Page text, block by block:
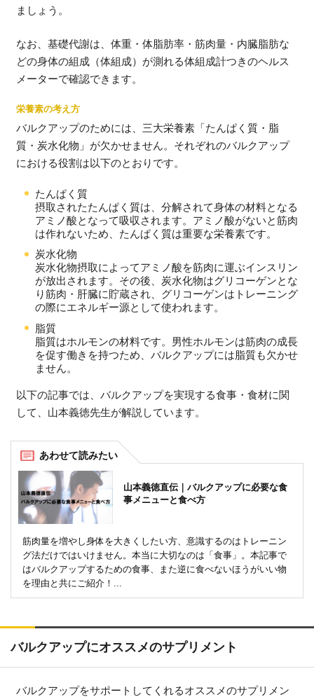
ましょう。
なお、基礎代謝は、体重・体脂肪率・筋肉量・内臓脂肪な
どの身体の組成（体組成）が測れる体組成計つきのヘルス
メーターで確認できます。
栄養素の考え方
バルクアップのためには、三大栄養素「たんぱく質・脂
質・炭水化物」が欠かせません。それぞれのバルクアップ
における役割は以下のとおりです。
たんぱく質
摂取されたたんぱく質は、分解されて身体の材料となる
アミノ酸となって吸収されます。アミノ酸がないと筋肉
は作れないため、たんぱく質は重要な栄養素です。
炭水化物
炭水化物摂取によってアミノ酸を筋肉に運ぶインスリン
が放出されます。その後、炭水化物はグリコーゲンとな
り筋肉・肝臓に貯蔵され、グリコーゲンはトレーニング
の際にエネルギー源として使われます。
脂質
脂質はホルモンの材料です。男性ホルモンは筋肉の成長
を促す働きを持つため、バルクアップには脂質も欠かせ
ません。
以下の記事では、バルクアップを実現する食事・食材に関
して、山本義徳先生が解説しています。
山本義徳直伝｜バルクアップに必要な食
事メニューと食べ方
筋肉量を増やし身体を大きくしたい方、意識するのはトレーニン
グ法だけではいけません。本当に大切なのは「食事」。本記事で
はバルクアップするための食事、また逆に食べないほうがいい物
を理由と共にご紹介！...
バルクアップにオススメのサプリメント
バルクアップをサポートしてくれるオススメのサプリメン